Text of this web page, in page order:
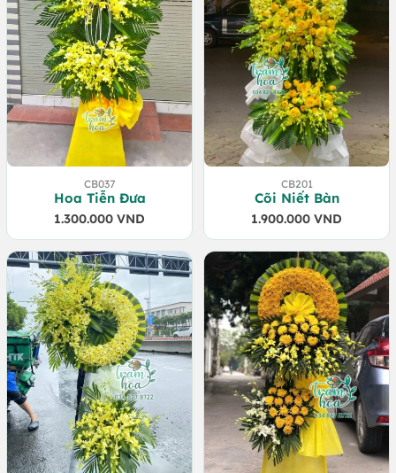
CB037
Hoa Tiễn Đưa
1.300.000 VND
CB201
Cõi Niết Bàn
1.900.000 VND